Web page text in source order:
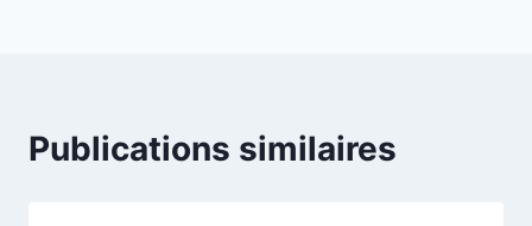
Publications similaires